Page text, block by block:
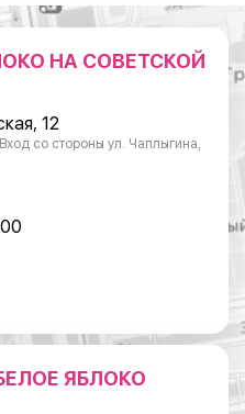
НА СОВЕТСКОЙ
12
со стороны ул. Чаплыгина,
ЯБЛОКО